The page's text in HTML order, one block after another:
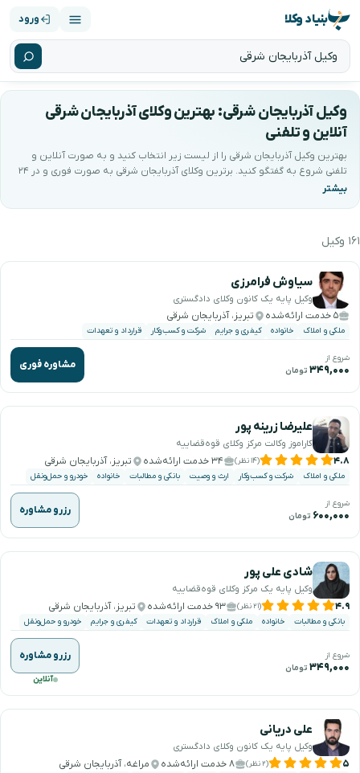
بنیاد وکلا ورود
وکیل آذربایجان شرقی: بهترین وکلای آذربایجان شرقی
آنلاین و تلفنی
بهترین وکیل آذربایجان شرقی را از لیست زیر انتخاب کنید و به صورت آنلاین و
تلفنی شروع به گفتگو کنید. برترین وکلای آذربایجان شرقی به صورت فوری و در ۲۴
ساعت شبانه روز آماده خدمت‌رسانی به شما می‌باشند. کیفیتِ مشاوره با ضمانتِ
بهترین وکیل آذربایجان شرقی را جستجو و انتخاب
۱۶۱ وکیل
سیاوش فرامرزی
وکیل پایه یک کانون وکلای دادگستری
۵ خدمت ارائه‌شده تبریز، آذربایجان شرقی
ملکی و املاک خانواده کیفری و جرایم شرکت و کسب‌وکار قرارداد و تعهدات
شروع از
۳۴۹,۰۰۰ تومان مشاوره فوری
علیرضا زرینه پور
کاراموز وکالت مرکز وکلای قوه‌قضاییه
۴.۸ (۱۴ نظر) ۳۴ خدمت ارائه‌شده تبریز، آذربایجان شرقی
ملکی و املاک شرکت و کسب‌وکار ارث و وصیت بانکی و مطالبات خانواده خودرو و حمل‌ونقل
شروع از
۶۰۰,۰۰۰ تومان رزرو مشاوره
شادی علی پور
وکیل پایه یک مرکز وکلای قوه‌قضاییه
۴.۹ (۲۱ نظر) ۹۳ خدمت ارائه‌شده تبریز، آذربایجان شرقی
بانکی و مطالبات خانواده ملکی و املاک قرارداد و تعهدات کیفری و جرایم خودرو و حمل‌ونقل
شروع از
۳۴۹,۰۰۰ تومان
رزرو مشاوره
آنلاین
علی دریانی
وکیل پایه یک کانون وکلای دادگستری
۵ (۲ نظر) ۸ خدمت ارائه‌شده مراغه، آذربایجان شرقی